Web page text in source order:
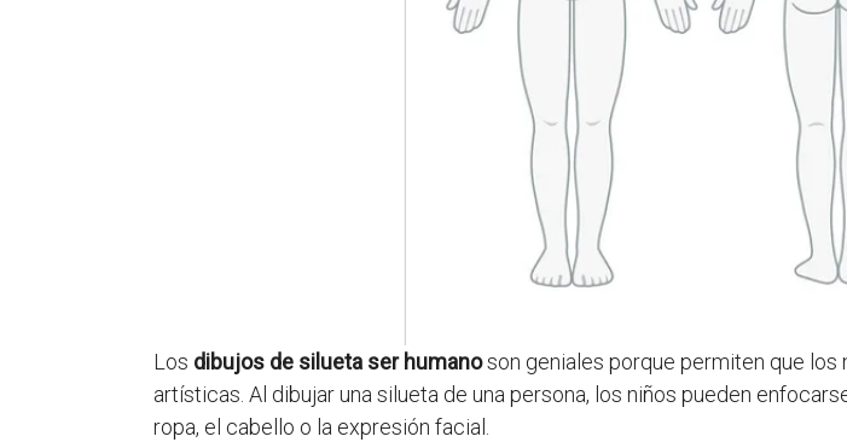
Los dibujos de silueta ser humanoson geniales porque permiten que los
artísticas. Al dibujar una silueta de una persona, los niños pueden
ropa, el cabello o la expresión facial.